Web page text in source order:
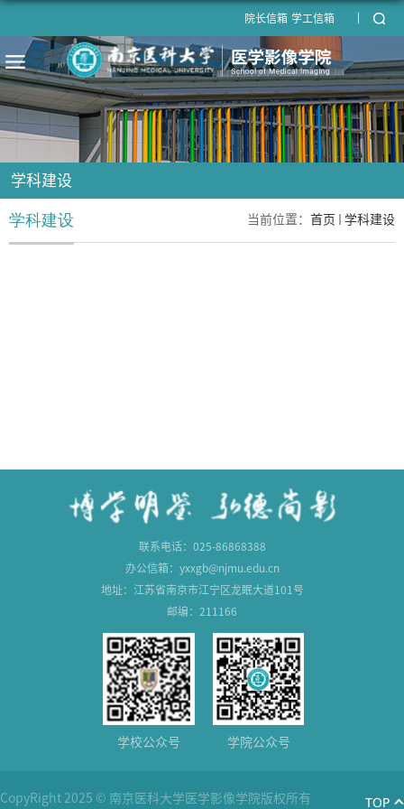
院长信箱 学工信箱
学科建设
当前位置： 首页 学科建设
学科建设
联系电话：025-86868388
办公信箱：yxxgb@njmu.edu.cn
地址：江苏省南京市江宁区龙眠大道101号
邮编：211166
学校公众号 学院公众号
CopyRight 2025 © 南京医科大学医学影像学院版权所有